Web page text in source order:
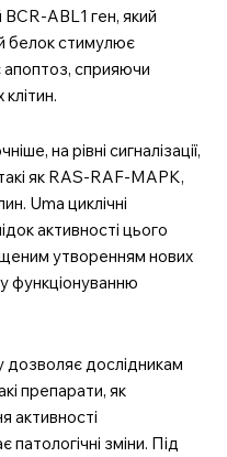
ABL1 ген, який
белок стимулює
апоптоз, сприяючи
на рівні сигналізації,
як RAS-RAF-MAPK,
Uma циклічні
активності цього
утворенням нових
функціонуванню
дозволяє дослідникам
препарати, як
активності
зміни. Під